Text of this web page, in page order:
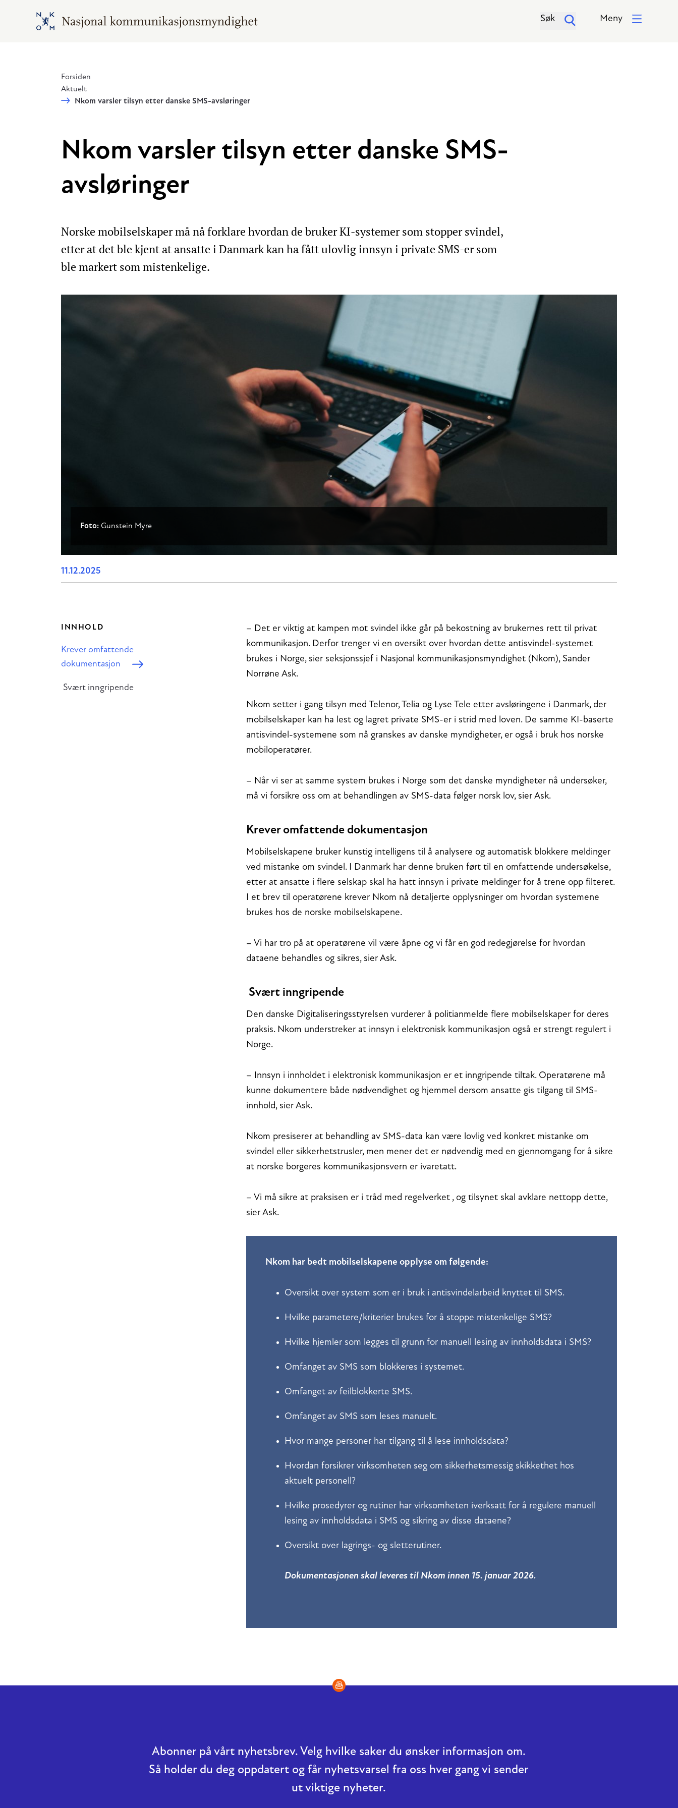
Hopp til hovedinnhold
Gå til hovedsiden Søk Meny
Forsiden
Aktuelt
Nkom varsler tilsyn etter danske SMS-avsløringer
Nkom varsler tilsyn etter danske SMS-
avsløringer
Norske mobilselskaper må nå forklare hvordan de bruker KI-systemer som stopper svindel,
etter at det ble kjent at ansatte i Danmark kan ha fått ulovlig innsyn i private SMS-er som
ble markert som mistenkelige.
Foto: Gunstein Myre
11.12.2025
INNHOLD
Krever omfattende
dokumentasjon
Svært inngripende
– Det er viktig at kampen mot svindel ikke går på bekostning av brukernes rett til privat
kommunikasjon. Derfor trenger vi en oversikt over hvordan dette antisvindel-systemet
brukes i Norge, sier seksjonssjef i Nasjonal kommunikasjonsmyndighet (Nkom), Sander
Norrøne Ask.
Nkom setter i gang tilsyn med Telenor, Telia og Lyse Tele etter avsløringene i Danmark, der
mobilselskaper kan ha lest og lagret private SMS-er i strid med loven. De samme KI-baserte
antisvindel-systemene som nå granskes av danske myndigheter, er også i bruk hos norske
mobiloperatører.
– Når vi ser at samme system brukes i Norge som det danske myndigheter nå undersøker,
må vi forsikre oss om at behandlingen av SMS-data følger norsk lov, sier Ask.
Krever omfattende dokumentasjon
Mobilselskapene bruker kunstig intelligens til å analysere og automatisk blokkere meldinger
ved mistanke om svindel. I Danmark har denne bruken ført til en omfattende undersøkelse,
etter at ansatte i flere selskap skal ha hatt innsyn i private meldinger for å trene opp filteret.
I et brev til operatørene krever Nkom nå detaljerte opplysninger om hvordan systemene
brukes hos de norske mobilselskapene.
– Vi har tro på at operatørene vil være åpne og vi får en god redegjørelse for hvordan
dataene behandles og sikres, sier Ask.
Svært inngripende
Den danske Digitaliseringsstyrelsen vurderer å politianmelde flere mobilselskaper for deres
praksis. Nkom understreker at innsyn i elektronisk kommunikasjon også er strengt regulert i
Norge.
– Innsyn i innholdet i elektronisk kommunikasjon er et inngripende tiltak. Operatørene må
kunne dokumentere både nødvendighet og hjemmel dersom ansatte gis tilgang til SMS-
innhold, sier Ask.
Nkom presiserer at behandling av SMS-data kan være lovlig ved konkret mistanke om
svindel eller sikkerhetstrusler, men mener det er nødvendig med en gjennomgang for å sikre
at norske borgeres kommunikasjonsvern er ivaretatt.
– Vi må sikre at praksisen er i tråd med regelverket , og tilsynet skal avklare nettopp dette,
sier Ask.
Nkom har bedt mobilselskapene opplyse om følgende:
Oversikt over system som er i bruk i antisvindelarbeid knyttet til SMS.
Hvilke parametere/kriterier brukes for å stoppe mistenkelige SMS?
Hvilke hjemler som legges til grunn for manuell lesing av innholdsdata i SMS?
Omfanget av SMS som blokkeres i systemet.
Omfanget av feilblokkerte SMS.
Omfanget av SMS som leses manuelt.
Hvor mange personer har tilgang til å lese innholdsdata?
Hvordan forsikrer virksomheten seg om sikkerhetsmessig skikkethet hos
aktuelt personell?
Hvilke prosedyrer og rutiner har virksomheten iverksatt for å regulere manuell
lesing av innholdsdata i SMS og sikring av disse dataene?
Oversikt over lagrings- og sletterutiner.
Dokumentasjonen skal leveres til Nkom innen 15. januar 2026.
Abonner på vårt nyhetsbrev. Velg hvilke saker du ønsker informasjon om.
Så holder du deg oppdatert og får nyhetsvarsel fra oss hver gang vi sender
ut viktige nyheter.